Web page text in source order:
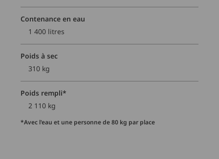
Contenance en eau
1 400 litres
Poids à sec
310 kg
Poids rempli*
2 110 kg
*Avec l'eau et une personne de 80 kg par place